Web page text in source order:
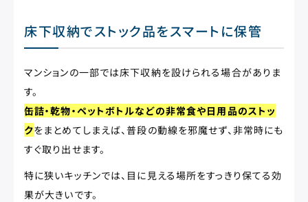
床下収納でストック品をスマートに保管
マンションの一部では床下収納を設けられる場合がありま
す。
缶詰・乾物・ペットボトルなどの非常食や日用品のストッ
クをまとめてしまえば、普段の動線を邪魔せず、非常時にも
すぐ取り出せます。
特に狭いキッチンでは、目に見える場所をすっきり保てる効
果が大きいです。